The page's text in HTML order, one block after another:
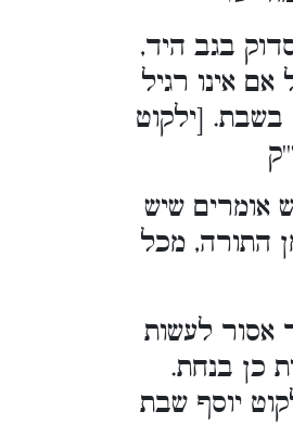
בגב היד,
אינו רגיל
בשבת. [ילקוט
אומרים שיש
התורה, מכל
אסור לעשות
כן בנחת.
יוסף שבת